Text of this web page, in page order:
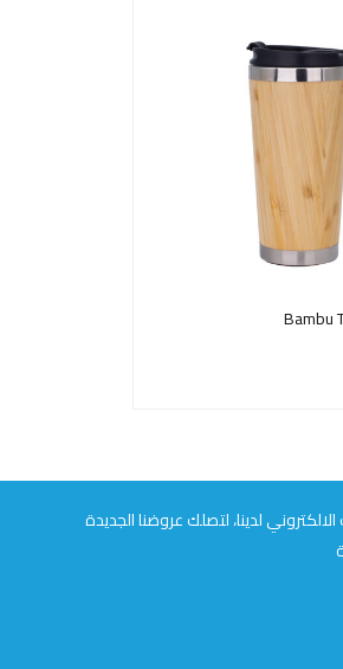
Bambu
لدينا، لتصلك عروضنا الجديدة